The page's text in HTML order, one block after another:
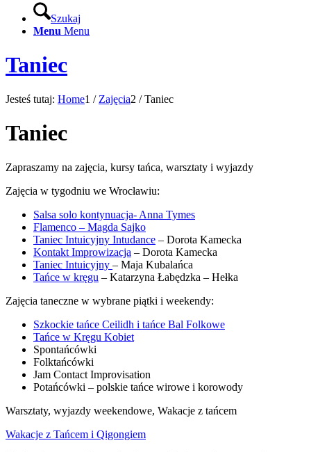
Szukaj
Menu Menu
Taniec
Jesteś tutaj: Home1 / Zajęcia2 / Taniec
Taniec
Zapraszamy na zajęcia, kursy tańca, warsztaty i wyjazdy
Zajęcia w tygodniu we Wrocławiu:
Salsa solo kontynuacja- Anna Tymes
Flamenco – Magda Sajko
Taniec Intuicyjny Intudance – Dorota Kamecka
Kontakt Improwizacja – Dorota Kamecka
Taniec Intuicyjny – Maja Kubalańca
Tańce w kręgu – Katarzyna Łabędzka – Hełka
Zajęcia taneczne w wybrane piątki i weekendy:
Szkockie tańce Ceilidh i tańce Bal Folkowe
Tańce w Kręgu Kobiet
Spontańcówki
Folktańcówki
Jam Contact Improvisation
Potańcówki – polskie tańce wirowe i korowody
Warsztaty, wyjazdy weekendowe, Wakacje z tańcem
Wakacje z Tańcem i Qigongiem